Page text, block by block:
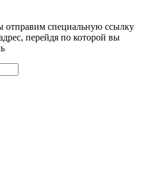
специальную ссылку
перейдя по которой вы